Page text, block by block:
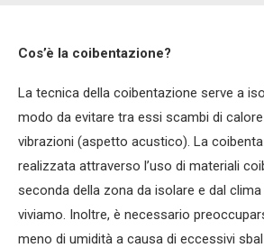
Cos’è la coibentazione?
La tecnica della coibentazione serve a
modo da evitare tra essi scambi di
vibrazioni (aspetto acustico). La
realizzata attraverso l’uso di materiali
seconda della zona da isolare e dal
viviamo. Inoltre, è necessario
meno di umidità a causa di eccessivi